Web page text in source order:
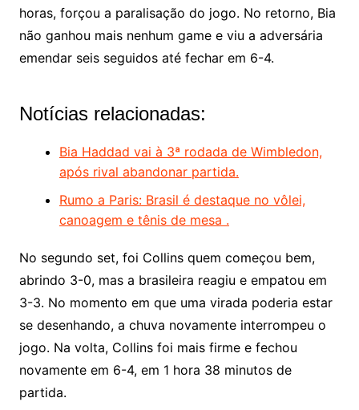
horas, forçou a paralisação do jogo. No retorno, Bia
não ganhou mais nenhum game e viu a adversária
emendar seis seguidos até fechar em 6-4.
Notícias relacionadas:
Bia Haddad vai à 3ª rodada de Wimbledon,
após rival abandonar partida.
Rumo a Paris: Brasil é destaque no vôlei,
canoagem e tênis de mesa .
No segundo set, foi Collins quem começou bem,
abrindo 3-0, mas a brasileira reagiu e empatou em
3-3. No momento em que uma virada poderia estar
se desenhando, a chuva novamente interrompeu o
jogo. Na volta, Collins foi mais firme e fechou
novamente em 6-4, em 1 hora 38 minutos de
partida.